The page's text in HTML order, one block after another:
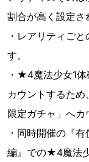
割合が高く設定さ
・レアリティご
す。
・★4魔法少女1
カウントするた
限定ガチャ」へカ
・同時開催の『
編』での★4魔法